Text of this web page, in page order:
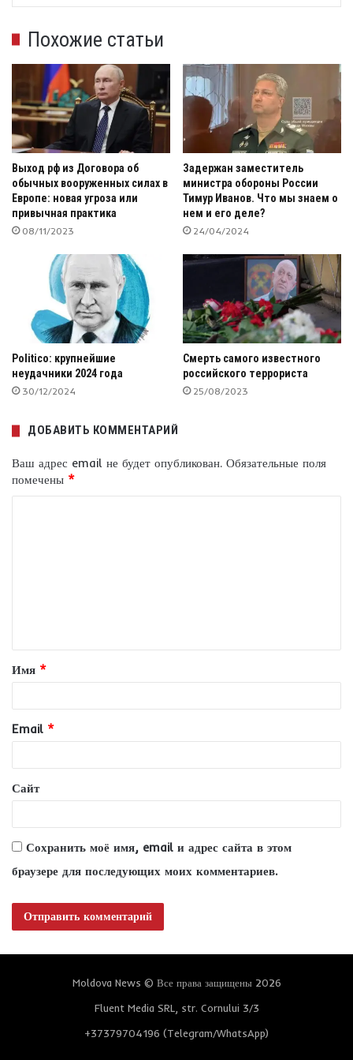
Похожие статьи
Выход рф из Договора об
обычных вооруженных силах в
Европе: новая угроза или
привычная практика
08/11/2023
Задержан заместитель
министра обороны России
Тимур Иванов. Что мы знаем о
нем и его деле?
24/04/2024
Politico: крупнейшие
неудачники 2024 года
30/12/2024
Смерть самого известного
российского террориста
25/08/2023
ДОБАВИТЬ КОММЕНТАРИЙ
Ваш адрес email не будет опубликован. Обязательные поля
помечены *
т
а
и
й
*
Имя *
Email *
Сайт
Сохранить моё имя, email и адрес сайта в этом
браузере для последующих моих комментариев.
Moldova News © Все права защищены 2026
Fluent Media SRL, str. Cornului 3/3
+37379704196 (Telegram/WhatsApp)